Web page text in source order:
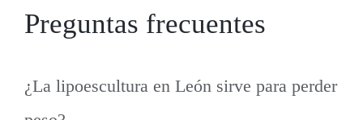
Preguntas frecuentes
¿La lipoescultura en León sirve para perder